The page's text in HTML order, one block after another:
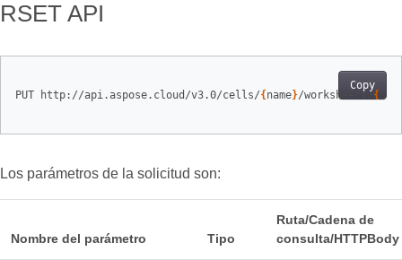
RSET API
Copy
PUT http://api.aspose.cloud/v3.0/cells/{ name}/worksheets/ {
Los parámetros de la solicitud son:
Nombre del parámetro Tipo
Ruta/Cadena de
consulta/HTTPBody